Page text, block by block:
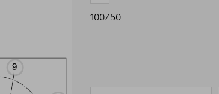
100/50